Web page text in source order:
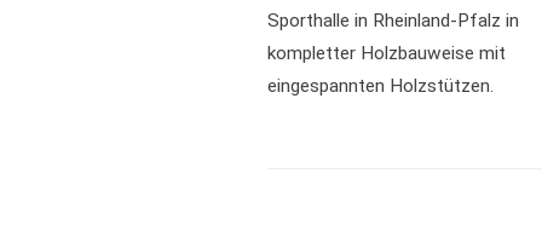
Sporthalle in Rheinland-Pfalz in
kompletter Holzbauweise mit
eingespannten Holzstützen.